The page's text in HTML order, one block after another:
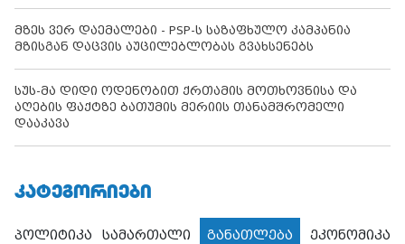
მზეს ვერ დაემალები - PSP-ს საზაფხულო კამპანია
მზისგან დაცვის აუცილებლობას გვახსენებს
სუს-მა დიდი ოდენობით ქრთამის მოთხოვნისა და
აღების ფაქტზე ბათუმის მერიის თანამშრომელი
დააკავა
ᲙᲐᲢᲔᲒᲝᲠᲘᲔᲑᲘ
პოლიტიკა სამართალი განათლება
ეკონომიკა